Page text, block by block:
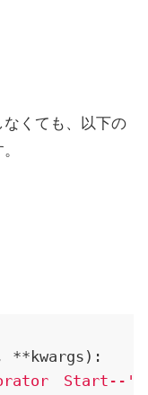
くても、以下の
**kwargs) :
　Start--'